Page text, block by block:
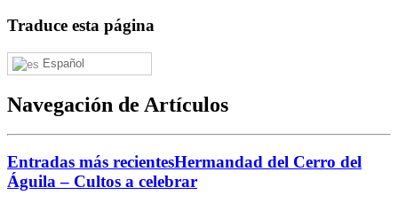
Traduce esta página
Español
Navegación de Artículos
Entradas más recientesHermandad del Cerro del
Águila – Cultos a celebrar